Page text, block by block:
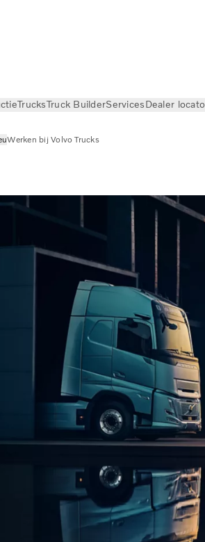
TrucksTruck BuilderServicesDealer
Werken bij Volvo Trucks